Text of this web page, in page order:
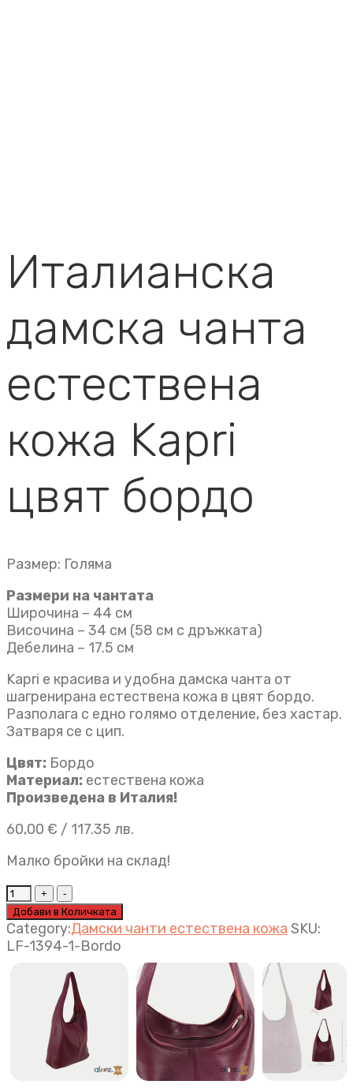
Италианска
дамска чанта
естествена
кожа Kapri
цвят бордо
Размер: Голяма
Размери на чантата
Широчина – 44 см
Височина – 34 см (58 см с дръжката)
Дебелина – 17.5 см
Kapri е красива и удобна дамска чанта от
шагренирана естествена кожа в цвят бордо.
Разполага с едно голямо отделение, без хастар.
Затваря се с цип.
Цвят: Бордо
Материал: естествена кожа
Произведена в Италия!
60,00 € / 117.35 лв.
Малко бройки на склад!
Италианска
дамска
чанта
естествена
quantity
Добави в Количката
Category:Дамски чанти естествена кожа SKU:
LF-1394-1-Bordo